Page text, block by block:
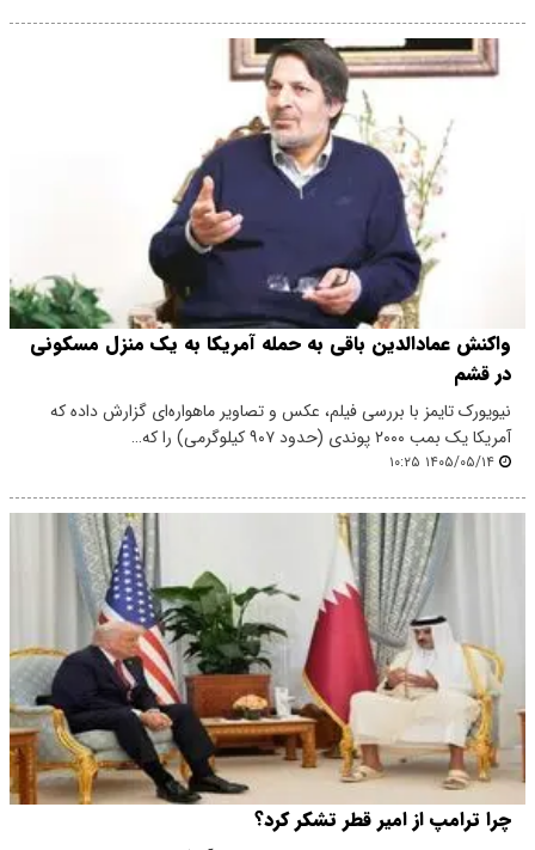
واکنش عماد‌الدین باقی به حمله آمریکا به یک منزل مسکونی
در قشم
نیویورک تایمز با بررسی فیلم، عکس و تصاویر ماهواره‌ای گزارش داده که
آمریکا یک بمب ۲۰۰۰ پوندی (حدود ۹۰۷ کیلوگرمی) را که…
۱۴۰۵/۰۵/۱۴ ۱۰:۲۵
چرا ترامپ از امیر قطر تشکر کرد؟